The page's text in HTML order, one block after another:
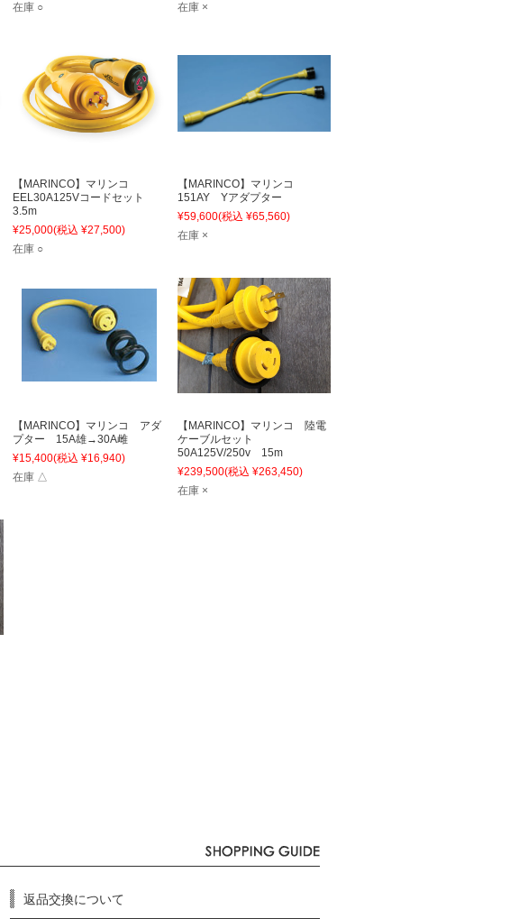
在庫 ○
在庫 ×
【MARINCO】マリンコ
EEL30A125Vコードセット
3.5m
¥25,000(税込 ¥27,500)
在庫 ○
【MARINCO】マリンコ
151AY Yアダプター
¥59,600(税込 ¥65,560)
在庫 ×
【MARINCO】マリンコ アダ
プター 15A雄→30A雌
¥15,400(税込 ¥16,940)
在庫 △
【MARINCO】マリンコ 陸電
ケーブルセット
50A125V/250v 15m
¥239,500(税込 ¥263,450)
在庫 ×
返品交換について